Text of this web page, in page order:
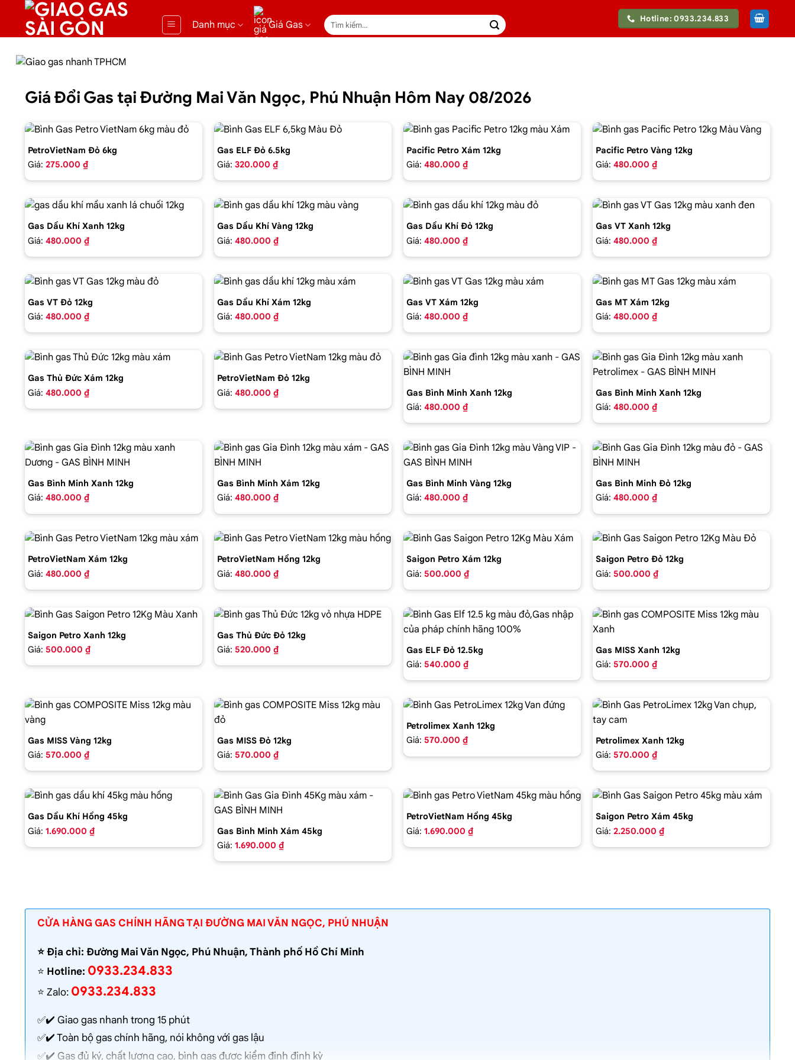
Danh mục Giá Gas
Tìm
kiếm:
Hotline: 0933.234.833
Giá Đổi Gas tại Đường Mai Văn Ngọc, Phú Nhuận Hôm Nay 08/2026
PetroVietNam Đỏ 6kg
Giá: 275.000 ₫
Gas ELF Đỏ 6.5kg
Giá: 320.000 ₫
Pacific Petro Xám 12kg
Giá: 480.000 ₫
Pacific Petro Vàng 12kg
Giá: 480.000 ₫
Gas Dầu Khí Xanh 12kg
Giá: 480.000 ₫
Gas Dầu Khí Vàng 12kg
Giá: 480.000 ₫
Gas Dầu Khí Đỏ 12kg
Giá: 480.000 ₫
Gas VT Xanh 12kg
Giá: 480.000 ₫
Gas VT Đỏ 12kg
Giá: 480.000 ₫
Gas Dầu Khí Xám 12kg
Giá: 480.000 ₫
Gas VT Xám 12kg
Giá: 480.000 ₫
Gas MT Xám 12kg
Giá: 480.000 ₫
Gas Thủ Đức Xám 12kg
Giá: 480.000 ₫
PetroVietNam Đỏ 12kg
Giá: 480.000 ₫
Gas Bình Minh Xanh 12kg
Giá: 480.000 ₫
Gas Bình Minh Xanh 12kg
Giá: 480.000 ₫
Gas Bình Minh Xanh 12kg
Giá: 480.000 ₫
Gas Bình Minh Xám 12kg
Giá: 480.000 ₫
Gas Bình Minh Vàng 12kg
Giá: 480.000 ₫
Gas Bình Minh Đỏ 12kg
Giá: 480.000 ₫
PetroVietNam Xám 12kg
Giá: 480.000 ₫
PetroVietNam Hồng 12kg
Giá: 480.000 ₫
Saigon Petro Xám 12kg
Giá: 500.000 ₫
Saigon Petro Đỏ 12kg
Giá: 500.000 ₫
Saigon Petro Xanh 12kg
Giá: 500.000 ₫
Gas Thủ Đức Đỏ 12kg
Giá: 520.000 ₫
Gas ELF Đỏ 12.5kg
Giá: 540.000 ₫
Gas MISS Xanh 12kg
Giá: 570.000 ₫
Gas MISS Vàng 12kg
Giá: 570.000 ₫
Gas MISS Đỏ 12kg
Giá: 570.000 ₫
Petrolimex Xanh 12kg
Giá: 570.000 ₫
Petrolimex Xanh 12kg
Giá: 570.000 ₫
Gas Dầu Khí Hồng 45kg
Giá: 1.690.000 ₫
Gas Bình Minh Xám 45kg
Giá: 1.690.000 ₫
PetroVietNam Hồng 45kg
Giá: 1.690.000 ₫
Saigon Petro Xám 45kg
Giá: 2.250.000 ₫
CỬA HÀNG GAS CHÍNH HÃNG TẠI ĐƯỜNG MAI VĂN NGỌC, PHÚ NHUẬN
⭐️ Địa chỉ: Đường Mai Văn Ngọc, Phú Nhuận, Thành phố Hồ Chí Minh
⭐️ Hotline: 0933.234.833
⭐️ Zalo: 0933.234.833
✅✔️ Giao gas nhanh trong 15 phút
✅✔️ Toàn bộ gas chính hãng, nói không với gas lậu
✅✔️ Gas đủ ký, chất lượng cao, bình gas được kiểm định định kỳ